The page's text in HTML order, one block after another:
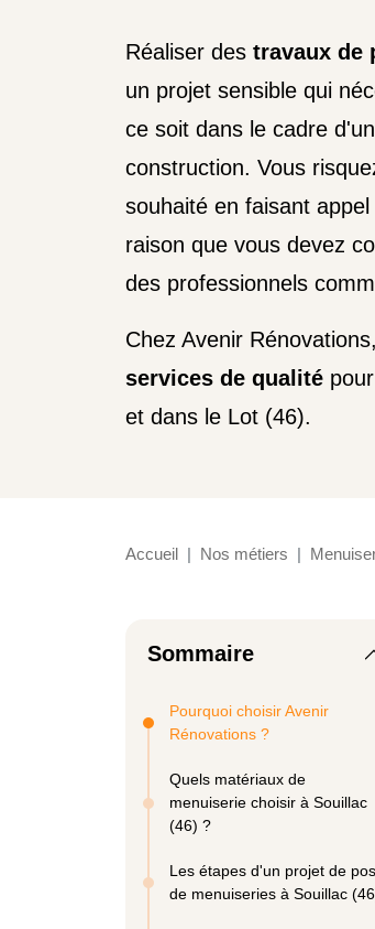
Réaliser des travaux de
un projet sensible qui
ce soit dans le cadre
construction. Vous
souhaité en faisant
raison que vous devez
des professionnels
Chez Avenir
services de qualité
et dans le Lot (46).
Accueil Nos métiers
Sommaire
Pourquoi choisir Avenir
Rénovations ?
Quels matériaux de
menuiserie choisir à Souillac
(46) ?
Les étapes d'un projet de
de menuiseries à Souillac